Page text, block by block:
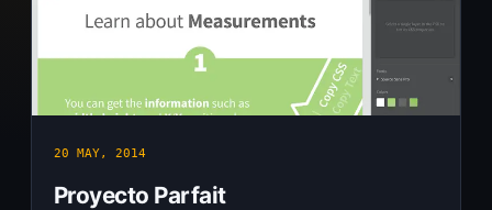
20 MAY, 2014
Proyecto Parfait